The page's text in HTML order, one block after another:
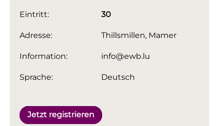
Eintritt: 30
Adresse: Thillsmillen, Mamer
Information: info@ewb.lu
Sprache: Deutsch
Jetzt registrieren